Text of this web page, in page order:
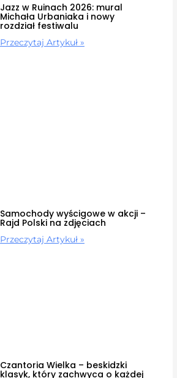
Jazz w Ruinach 2026: mural
Michała Urbaniaka i nowy
rozdział festiwalu
Przeczytaj Artykuł »
Samochody wyścigowe w akcji –
Rajd Polski na zdjęciach
Przeczytaj Artykuł »
Czantoria Wielka – beskidzki
klasyk, który zachwyca o każdej